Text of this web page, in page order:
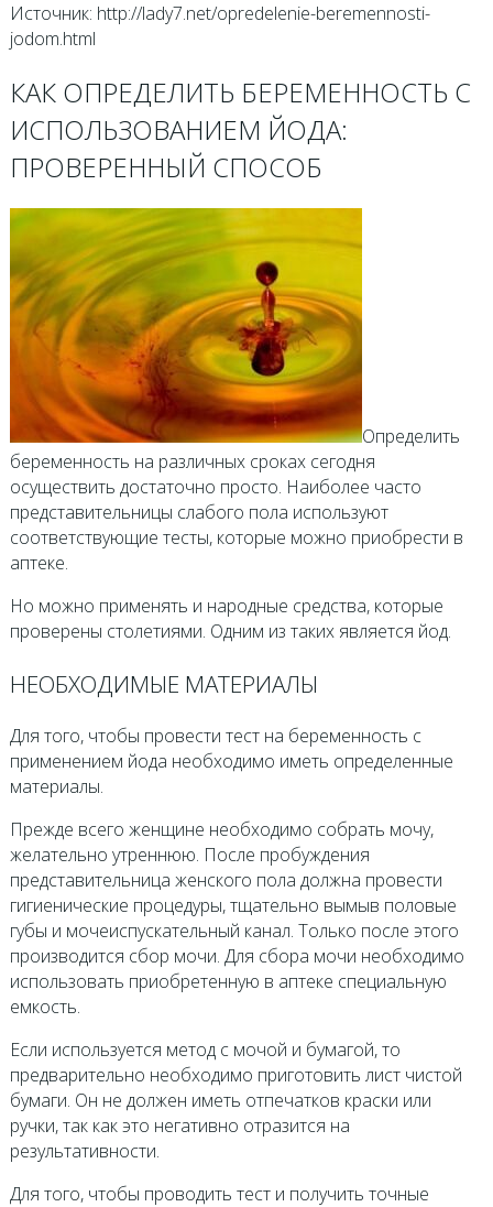
Источник: http://lady7.net/opredelenie-beremennosti-
jodom.html
КАК ОПРЕДЕЛИТЬ БЕРЕМЕННОСТЬ С
ИСПОЛЬЗОВАНИЕМ ЙОДА:
ПРОВЕРЕННЫЙ СПОСОБ
Определить
беременность на различных сроках сегодня
осуществить достаточно просто. Наиболее часто
представительницы слабого пола используют
соответствующие тесты, которые можно приобрести в
аптеке.
Но можно применять и народные средства, которые
проверены столетиями. Одним из таких является йод.
НЕОБХОДИМЫЕ МАТЕРИАЛЫ
Для того, чтобы провести тест на беременность с
применением йода необходимо иметь определенные
материалы.
Прежде всего женщине необходимо собрать мочу,
желательно утреннюю. После пробуждения
представительница женского пола должна провести
гигиенические процедуры, тщательно вымыв половые
губы и мочеиспускательный канал. Только после этого
производится сбор мочи. Для сбора мочи необходимо
использовать приобретенную в аптеке специальную
емкость.
Если используется метод с мочой и бумагой, то
предварительно необходимо приготовить лист чистой
бумаги. Он не должен иметь отпечатков краски или
ручки, так как это негативно отразится на
результативности.
Для того, чтобы проводить тест и получить точные